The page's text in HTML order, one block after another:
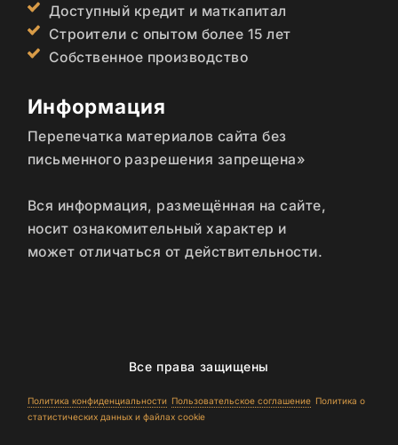
Доступный кредит и маткапитал
Строители с опытом более 15 лет
Собственное производство
Информация
Перепечатка материалов сайта без
письменного разрешения запрещена»
Вся информация, размещённая на сайте,
носит ознакомительный характер и
может отличаться от действительности.
Все права защищены
Политика конфиденциальности Пользовательское соглашение Политика о
статистических данных и файлах cookie